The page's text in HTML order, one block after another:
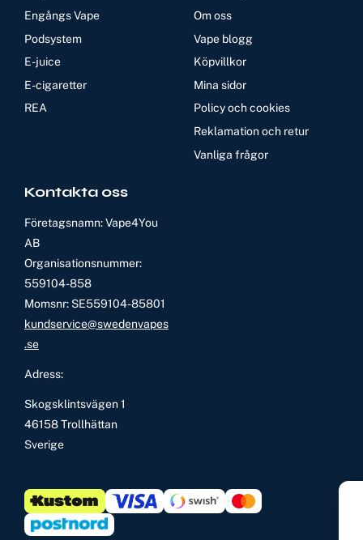
Engångs Vape
Podsystem
E-juice
E-cigaretter
REA
Om oss
Vape blogg
Köpvillkor
Mina sidor
Policy och cookies
Reklamation och retur
Vanliga frågor
Kontakta oss
Företagsnamn: Vape4You
AB
Organisationsnummer:
559104-858
Momsnr: SE559104-85801
kundservice@swedenvapes
.se
Adress:
Skogsklintsvägen 1
46158 Trollhättan
Sverige